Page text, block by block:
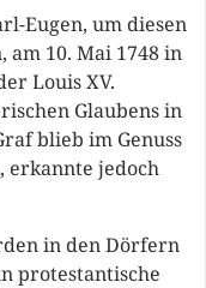
Eugen, um diesen
am 10. Mai 1748 in
Louis XV.
Glaubens in
blieb im Genuss
erkannte jedoch
in den Dörfern
protestantische